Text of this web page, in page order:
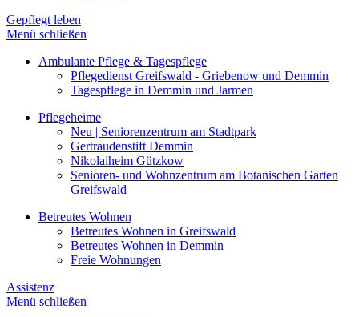
Gepflegt leben
Menü schließen
Ambulante Pflege & Tagespflege
Pflegedienst Greifswald - Griebenow und Demmin
Tagespflege in Demmin und Jarmen
Pflegeheime
Neu | Seniorenzentrum am Stadtpark
Gertraudenstift Demmin
Nikolaiheim Gützkow
Senioren- und Wohnzentrum am Botanischen Garten
Greifswald
Betreutes Wohnen
Betreutes Wohnen in Greifswald
Betreutes Wohnen in Demmin
Freie Wohnungen
Assistenz
Menü schließen